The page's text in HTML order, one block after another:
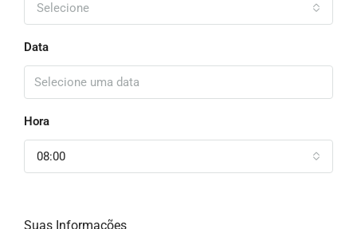
Selecione
Data
Hora
08:00
Suas Informações